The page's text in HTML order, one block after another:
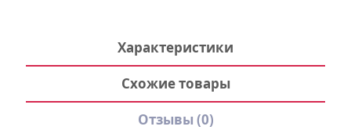
Характеристики
Схожие товары
Отзывы (0)